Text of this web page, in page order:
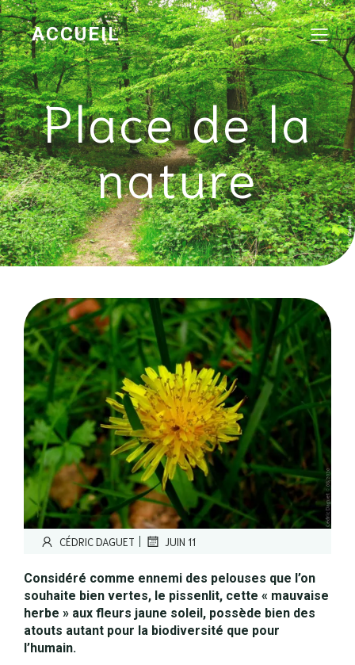
ACCUEIL
Place de la
nature
CÉDRIC DAGUET | JUIN 11
Considéré comme ennemi des pelouses que l’on
souhaite bien vertes, le pissenlit, cette « mauvaise
herbe » aux fleurs jaune soleil, possède bien des
atouts autant pour la biodiversité que pour
l’humain.